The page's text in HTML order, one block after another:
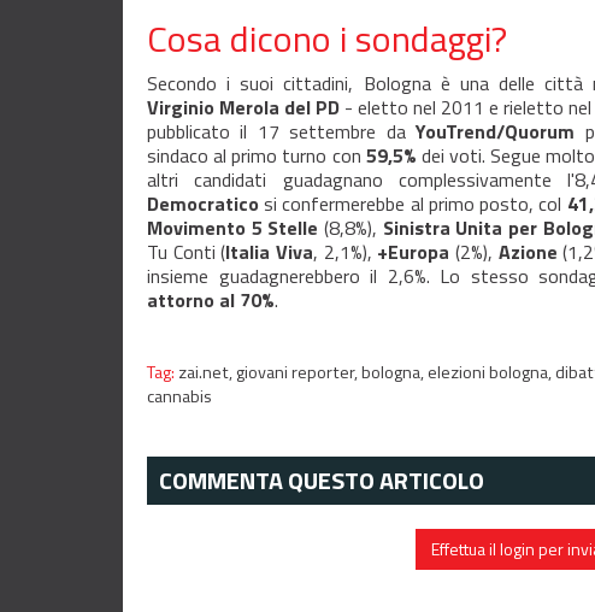
Cosa dicono i sondaggi?
Secondo i suoi cittadini, Bologna è una delle città
Virginio Merola del PD - eletto nel 2011 e rieletto
pubblicato il 17 settembre daYouTrend/Quorum
sindaco al primo turno con 59,5% dei voti. Segue
altri candidati guadagnano complessivamente
Democratico si confermerebbe al primo posto, col
Movimento 5 Stelle (8,8%), Sinistra Unita per
Tu Conti (Italia Viva, 2,1%), +Europa (2%), Azione
insieme guadagnerebbero il 2,6%. Lo stesso
attorno al 70%.
Tag: zai.net,giovani reporter,bologna,elezioni bologna,
cannabis
COMMENTA QUESTO ARTICOLO
Effettua il login per